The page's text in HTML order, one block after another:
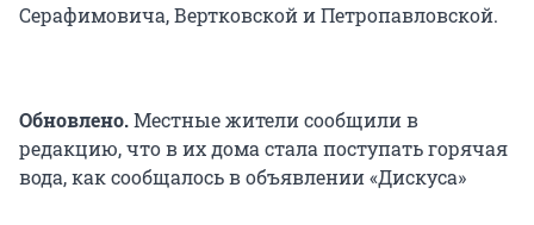
Серафимовича, Вертковской и Петропавловской.
Обновлено.Местные жители сообщили в
редакцию, что в их дома стала поступать горячая
вода, как сообщалось в объявлении «Дискуса»